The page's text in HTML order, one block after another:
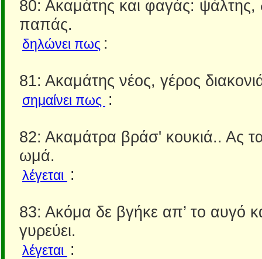
80: Ακαμάτης και φαγάς: ψάλτης,
παπάς.
δηλώνει πως :
81: Ακαμάτης νέος, γέρος
σημαίνει πως :
82: Ακαμάτρα βράσ' κουκιά.. Ας
ωμά.
λέγεται :
83: Ακόμα δε βγήκε απ’ το αυγό
γυρεύει.
λέγεται :